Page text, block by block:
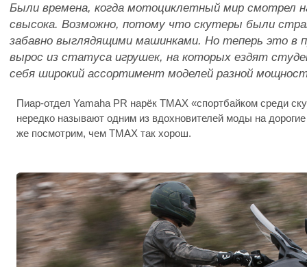
Были времена, когда мотоциклетный мир смотрел
свысока. Возможно, потому что скутеры были
забавно выглядящими машинками. Но теперь это в
вырос из статуса игрушек, на которых ездят
себя широкий ассортимент моделей разной
Пиар-отдел Yamaha PR нарёк TMAX «спортбайком среди
нередко называют одним из вдохновителей моды на
же посмотрим, чем TMAX так хорош.